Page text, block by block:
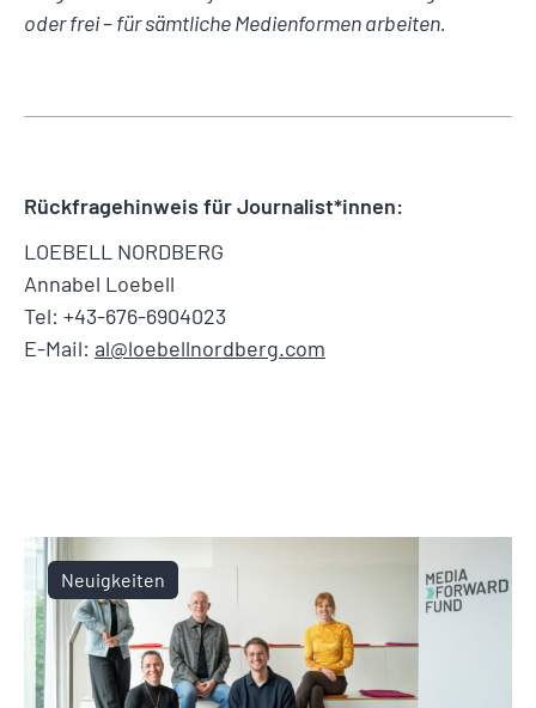
oder frei – für sämtliche Medienformen arbeiten.
Rückfragehinweis für Journalist*innen:
LOEBELL NORDBERG
Annabel Loebell
Tel: +43-676-6904023
E-Mail: al@loebellnordberg.com
Neuigkeiten